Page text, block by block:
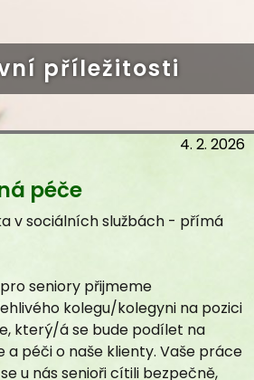
se službou
režimem
informace
dle zákona 106/1999 Sb.
žádostí
rodinné příslušníky
příležitosti
4. 2. 2026
v sociálních službách - přímá
seniory přijmeme
kolegu/kolegyni na pozici
který/á se bude podílet na
a péči o naše klienty. Vaše práce
u nás senioři cítili bezpečně,